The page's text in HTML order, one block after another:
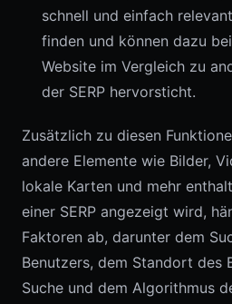
schnell und einfach
finden und können dazu
Website im Vergleich zu
der SERP hervorsticht.
Zusätzlich zu diesen
andere Elemente wie Bilder,
lokale Karten und mehr
einer SERP angezeigt wird,
Faktoren ab, darunter dem
Benutzers, dem Standort des
Suche und dem Algorithmus